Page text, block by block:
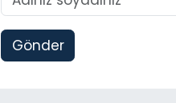
Gönder